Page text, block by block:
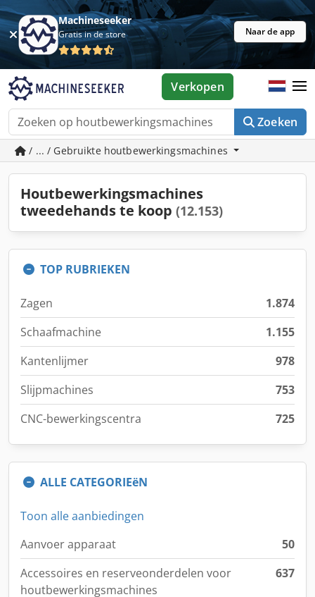
Machineseeker
Gratis in de store Naar de app
Zoeken
Verkopen
/ ... / Gebruikte houtbewerkingsmachines
Houtbewerkingsmachines
tweedehands te koop (12.153)
TOP RUBRIEKEN
Zagen
1.874
Schaafmachine
1.155
Kantenlijmer
978
Slijpmachines
753
CNC-bewerkingscentra
725
ALLE CATEGORIEëN
Toon alle aanbiedingen
Aanvoer apparaat
50
Accessoires en reserveonderdelen voor
houtbewerkingsmachines
637